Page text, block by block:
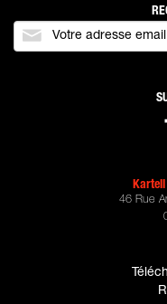
Kartell
46 Rue